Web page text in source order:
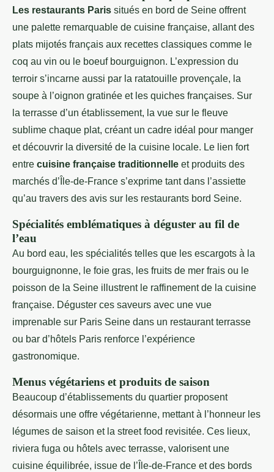
Les restaurants Paris situés en bord de Seine offrent
une palette remarquable de cuisine française, allant des
plats mijotés français aux recettes classiques comme le
coq au vin ou le boeuf bourguignon. L’expression du
terroir s’incarne aussi par la ratatouille provençale, la
soupe à l’oignon gratinée et les quiches françaises. Sur
la terrasse d’un établissement, la vue sur le fleuve
sublime chaque plat, créant un cadre idéal pour manger
et découvrir la diversité de la cuisine locale. Le lien fort
entre cuisine française traditionnelle et produits des
marchés d’Île-de-France s’exprime tant dans l’assiette
qu’au travers des avis sur les restaurants bord Seine.
Spécialités emblématiques à déguster au fil de
l’eau
Au bord eau, les spécialités telles que les escargots à la
bourguignonne, le foie gras, les fruits de mer frais ou le
poisson de la Seine illustrent le raffinement de la cuisine
française. Déguster ces saveurs avec une vue
imprenable sur Paris Seine dans un restaurant terrasse
ou bar d’hôtels Paris renforce l’expérience
gastronomique.
Menus végétariens et produits de saison
Beaucoup d’établissements du quartier proposent
désormais une offre végétarienne, mettant à l’honneur les
légumes de saison et la street food revisitée. Ces lieux,
riviera fuga ou hôtels avec terrasse, valorisent une
cuisine équilibrée, issue de l’Île-de-France et des bords